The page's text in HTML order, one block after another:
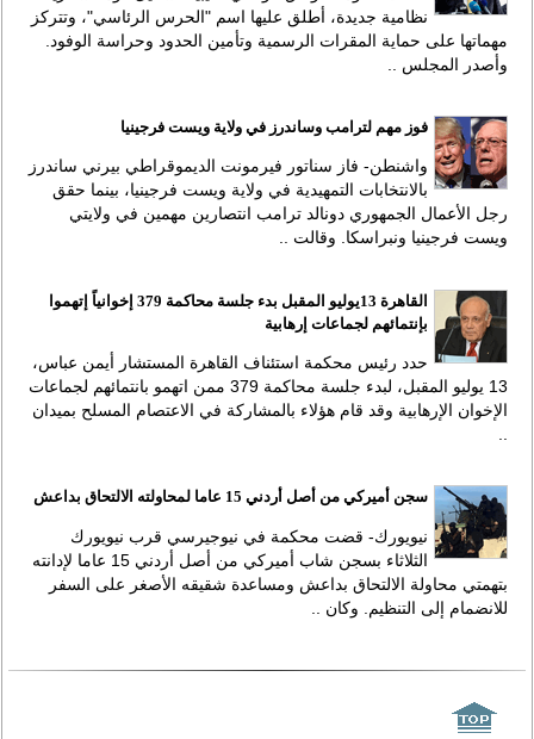
نظامية جديدة، أطلق عليها اسم "الحرس الرئاسي"، وتتركز
مهماتها على حماية المقرات الرسمية وتأمين الحدود وحراسة الوفود.
وأصدر المجلس ..
فوز مهم لترامب وساندرز في ولاية ويست فرجينيا
واشنطن- فاز سناتور فيرمونت الديموقراطي بيرني ساندرز
بالانتخابات التمهيدية في ولاية ويست فرجينيا، بينما حقق
رجل الأعمال الجمهوري دونالد ترامب انتصارين مهمين في ولايتي
ويست فرجينيا ونبراسكا. وقالت ..
القاهرة 13يوليو المقبل بدء جلسة محاكمة 379 إخوانياً إتهموا
بإنتمائهم لجماعات إرهابية
حدد رئيس محكمة استئناف القاهرة المستشار أيمن عباس،
13 يوليو المقبل، لبدء جلسة محاكمة 379 ممن اتهمو بانتمائهم لجماعات
الإخوان الإرهابية وقد قام هؤلاء بالمشاركة في الاعتصام المسلح بميدان
سجن أميركي من أصل أردني 15 عاما لمحاولته الالتحاق بداعش
نيويورك- قضت محكمة في نيوجيرسي قرب نيويورك
الثلاثاء بسجن شاب أميركي من أصل أردني 15 عاما لإدانته
بتهمتي محاولة الالتحاق بداعش ومساعدة شقيقه الأصغر على السفر
للانضمام إلى التنظيم. وكان ..